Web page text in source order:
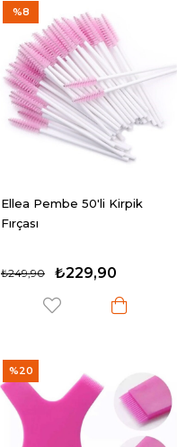
Ellea Pembe 50'li Kirpik
Fırçası
₺229,90
₺249,90
%8
%20